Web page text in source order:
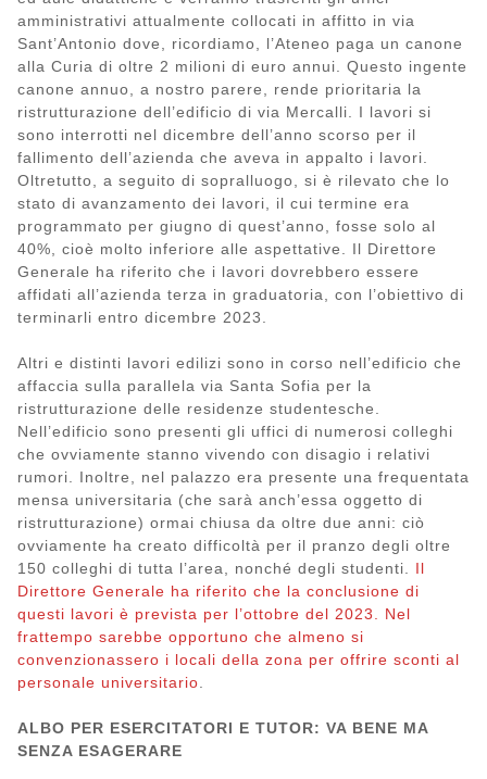
amministrativi attualmente collocati in affitto in via
Sant’Antonio dove, ricordiamo, l’Ateneo paga un canone
alla Curia di oltre 2 milioni di euro annui. Questo ingente
canone annuo, a nostro parere, rende prioritaria la
ristrutturazione dell’edificio di via Mercalli. I lavori si
sono interrotti nel dicembre dell’anno scorso per il
fallimento dell’azienda che aveva in appalto i lavori.
Oltretutto, a seguito di sopralluogo, si è rilevato che lo
stato di avanzamento dei lavori, il cui termine era
programmato per giugno di quest’anno, fosse solo al
40%, cioè molto inferiore alle aspettative. Il Direttore
Generale ha riferito che i lavori dovrebbero essere
affidati all’azienda terza in graduatoria, con l’obiettivo di
terminarli entro dicembre 2023.
Altri e distinti lavori edilizi sono in corso nell’edificio che
affaccia sulla parallela via Santa Sofia per la
ristrutturazione delle residenze studentesche.
Nell’edificio sono presenti gli uffici di numerosi colleghi
che ovviamente stanno vivendo con disagio i relativi
rumori. Inoltre, nel palazzo era presente una frequentata
mensa universitaria (che sarà anch’essa oggetto di
ristrutturazione) ormai chiusa da oltre due anni: ciò
ovviamente ha creato difficoltà per il pranzo degli oltre
150 colleghi di tutta l’area, nonché degli studenti. Il
Direttore Generale ha riferito che la conclusione di
questi lavori è prevista per l’ottobre del 2023. Nel
frattempo sarebbe opportuno che almeno si
convenzionassero i locali della zona per offrire sconti al
personale universitario
ALBO PER ESERCITATORI E TUTOR: VA BENE MA
SENZA ESAGERARE